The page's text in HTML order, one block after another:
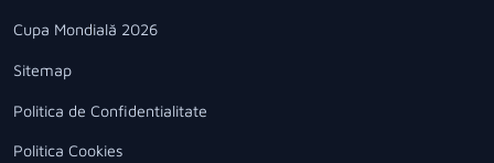
Cupa Mondială 2026
Sitemap
Politica de Confidentialitate
Politica Cookies